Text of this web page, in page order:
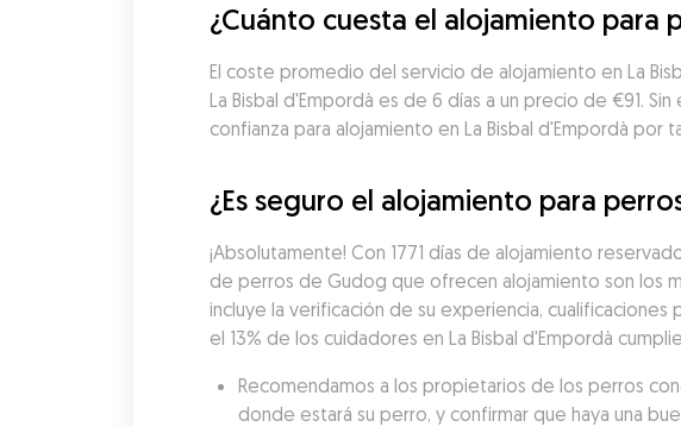
¿Cuánto cuesta el alojamiento para
El coste promedio del servicio de alojamiento en La
La Bisbal d'Empordà es de 6 días a un precio de €91.
confianza para alojamiento en La Bisbal d'Empordà por
¿Es seguro el alojamiento para
¡Absolutamente! Con 1771 días de alojamiento
de perros de Gudog que ofrecen alojamiento son los
incluye la verificación de su experiencia,
el 13% de los cuidadores en La Bisbal d'Empordà
Recomendamos a los propietarios de los perros
donde estará su perro, y confirmar que haya una